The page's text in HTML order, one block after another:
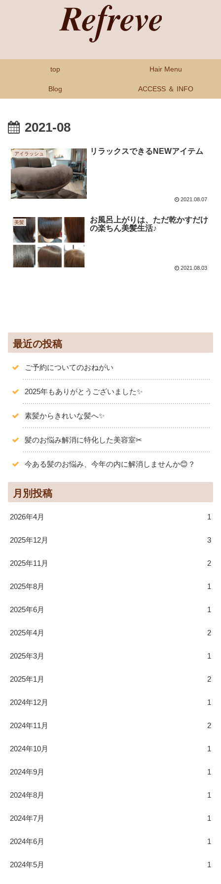
top Hair Menu
Blog ACCESS ＆ INFO
2021-08
アイラッシュ リラックスできるNEWアイテム
2021.08.07
美髪
お風呂上がりは、ただ乾かすだけ
の楽ちん美髪生活♪
2021.08.03
最近の投稿
ご予約についてのおねがい
2025年もありがとうございました✨️
素髪からきれいな髪へ✨
髪のお悩み解消に特化した美容室✂
今ある髪のお悩み、今年の内に解消しませんか😊？
月別投稿
2026年4月 1
2025年12月 3
2025年11月 2
2025年8月 1
2025年6月 1
2025年4月 2
2025年3月 1
2025年1月 2
2024年12月 1
2024年11月 2
2024年10月 1
2024年9月 1
2024年8月 1
2024年7月 1
2024年6月 1
2024年5月 1